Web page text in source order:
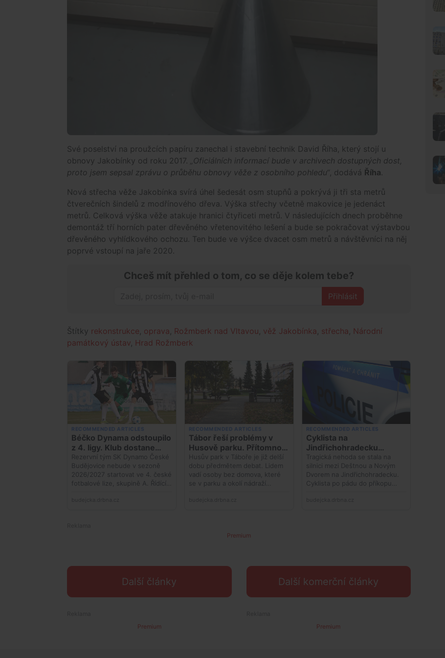
Své poselství na proužcích papíru zanechal i stavební technik David Říha, který stojí u
obnovy Jakobínky od roku 2017.
Oficiálních informací bude v archivech dostupných dost,
proto jsem sepsal zprávu o průběhu obnovy věže z osobního pohledu“, dodává Říha.
Nová střecha věže Jakobínka svírá úhel šedesát osm stupňů a pokrývá ji tři sta metrů
čtverečních šindelů z modřínového dřeva. Výška střechy včetně makovice je jedenáct
metrů. Celková výška věže atakuje hranici čtyřiceti metrů. V následujících dnech proběhne
demontáž tří horních pater dřevěného vřetenovitého lešení a bude se pokračovat výstavbou
dřevěného vyhlídkového ochozu. Ten bude ve výšce dvacet osm metrů a návštěvníci na něj
poprvé vstoupí na jaře 2020.
Chceš mít přehled o tom, co se děje kolem tebe?
Přihlásit
Štítky rekonstrukce, oprava, Rožmberk nad Vltavou, věž Jakobínka, střecha, Národní
památkový ústav, Hrad Rožmberk
Premium
Další články Další komerční články
Premium Premium